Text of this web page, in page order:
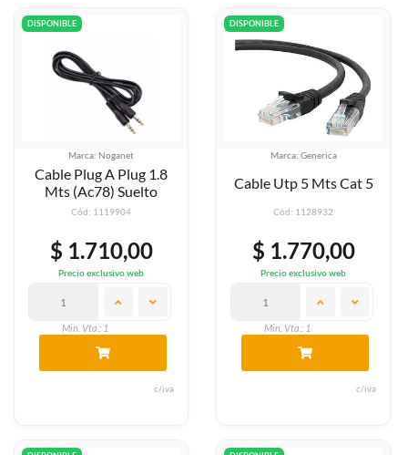
DISPONIBLE
Marca: Noganet
Cable Plug A Plug 1.8
Mts (Ac78) Suelto
Cód: 1119904
$ 1.710,00
Precio exclusivo web
Min. Vta.: 1
c/iva
DISPONIBLE
Marca: Generica
Cable Utp 5 Mts Cat 5
Cód: 1128932
$ 1.770,00
Precio exclusivo web
Min. Vta.: 1
c/iva